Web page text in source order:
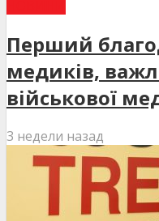
Перший
медиків,
військової
3 недели назад